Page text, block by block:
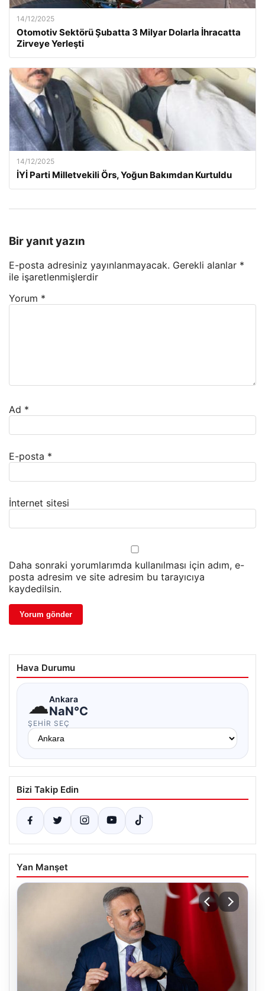
14/12/2025
Otomotiv Sektörü Şubatta 3 Milyar Dolarla İhracatta
Zirveye Yerleşti
14/12/2025
İYİ Parti Milletvekili Örs, Yoğun Bakımdan Kurtuldu
Bir yanıt yazın
E-posta adresiniz yayınlanmayacak. Gerekli alanlar *
ile işaretlenmişlerdir
Yorum *
Ad *
E-posta *
İnternet sitesi
Daha sonraki yorumlarımda kullanılması için adım, e-
posta adresim ve site adresim bu tarayıcıya
kaydedilsin.
Hava Durumu
☁Ankara
NaN°C
ŞEHIR SEÇ
Bizi Takip Edin
Yan Manşet